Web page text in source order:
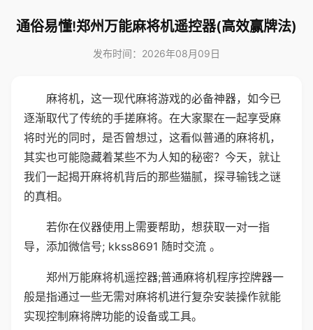
通俗易懂!郑州万能麻将机遥控器(高效赢牌法)
发布时间：2026年08月09日
麻将机，这一现代麻将游戏的必备神器，如今已
逐渐取代了传统的手搓麻将。在大家聚在一起享受麻
将时光的同时，是否曾想过，这看似普通的麻将机，
其实也可能隐藏着某些不为人知的秘密？今天，就让
我们一起揭开麻将机背后的那些猫腻，探寻输钱之谜
的真相。
若你在仪器使用上需要帮助，想获取一对一指
导，添加微信号; kkss8691 随时交流 。
郑州万能麻将机遥控器;普通麻将机程序控牌器一
般是指通过一些无需对麻将机进行复杂安装操作就能
实现控制麻将牌功能的设备或工具。